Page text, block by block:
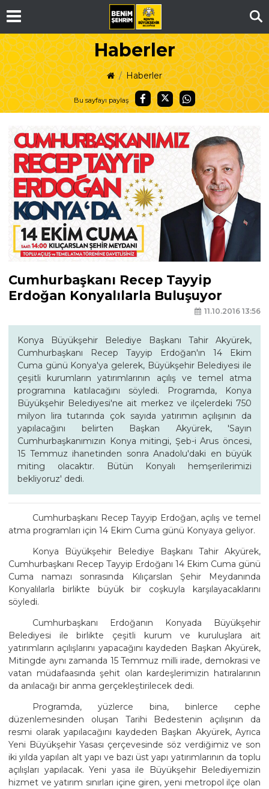
Haberler
Haberler
Bu sayfayı paylaş
Cumhurbaşkanı Recep Tayyip
Erdoğan Konyalılarla Buluşuyor
11.10.2016 13:56
Konya Büyükşehir Belediye Başkanı Tahir Akyürek,
Cumhurbaşkanı Recep Tayyip Erdoğan'ın 14 Ekim
Cuma günü Konya'ya gelerek, Büyükşehir Belediyesi ile
çeşitli kurumların yatırımlarının açılış ve temel atma
programına katılacağını söyledi. Programda, Konya
Büyükşehir Belediyesi'ne ait merkez ve ilçelerdeki 750
milyon lira tutarında çok sayıda yatırımın açılışının da
yapılacağını belirten Başkan Akyürek, 'Sayın
Cumhurbaşkanımızın Konya mitingi, Şeb-i Arus öncesi,
15 Temmuz ihanetinden sonra Anadolu'daki en büyük
miting olacaktır. Bütün Konyalı hemşerilerimizi
bekliyoruz' dedi.
Cumhurbaşkanı Recep Tayyip Erdoğan, açılış ve temel
atma programları için 14 Ekim Cuma günü Konyaya geliyor.
Konya Büyükşehir Belediye Başkanı Tahir Akyürek,
Cumhurbaşkanı Recep Tayyip Erdoğanı 14 Ekim Cuma günü
Cuma namazı sonrasında Kılıçarslan Şehir Meydanında
Konyalılarla birlikte büyük bir coşkuyla karşılayacaklarını
söyledi.
Cumhurbaşkanı Erdoğanın Konyada Büyükşehir
Belediyesi ile birlikte çeşitli kurum ve kuruluşlara ait
yatırımların açılışlarını yapacağını kaydeden Başkan Akyürek,
Mitingde aynı zamanda 15 Temmuz milli irade, demokrasi ve
vatan müdafaasında şehit olan kardeşlerimizin hatıralarının
da anılacağı bir anma gerçekleştirilecek dedi.
Programda, yüzlerce bina, binlerce cephe
düzenlemesinden oluşan Tarihi Bedestenin açılışının da
resmi olarak yapılacağını kaydeden Başkan Akyürek, Ayrıca
Yeni Büyükşehir Yasası çerçevesinde söz verdiğimiz ve son
iki yılda yapılan alt yapı ve bazı üst yapı yatırımlarının da toplu
açılışları yapılacak. Yeni yasa ile Büyükşehir Belediyemizin
hizmet ve yatırım sınırları içine giren, yeni metropol ilçe olan